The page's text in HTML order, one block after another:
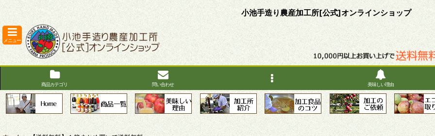
小池手造り農産加工所[公式]オンラインショップ
メニュー
商品カテゴリ 問い合わせ 美味しい理由